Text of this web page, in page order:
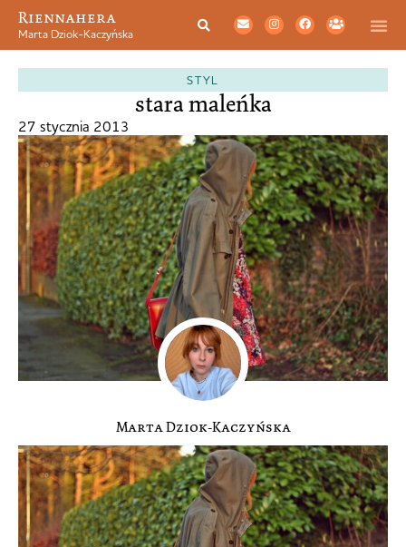
Riennahera
Marta Dziok-Kaczyńska
STYL
stara maleńka
27 stycznia 2013
Marta Dziok-Kaczyńska